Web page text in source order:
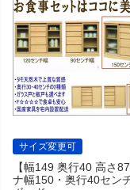
サイズ変更可
【幅149 奥行40 高さ
ナ幅150・奥行40セン